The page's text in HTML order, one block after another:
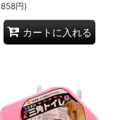
858円)
カートに入れる